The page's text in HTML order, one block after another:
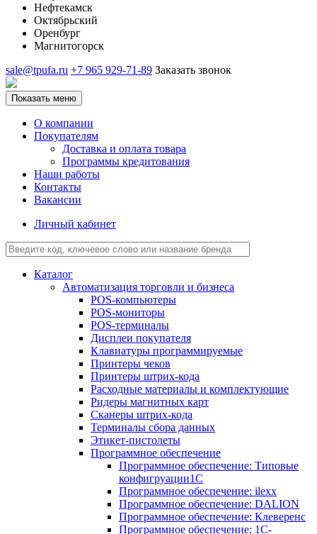
Нефтекамск
Октябрьский
Оренбург
Магнитогорск
sale@tpufa.ru +7 965 929-71-89 Заказать звонок
Показать меню
О компании
Покупателям
Доставка и оплата товара
Программы кредитования
Наши работы
Контакты
Вакансии
Личный кабинет
Каталог
Автоматизация торговли и бизнеса
POS-компьютеры
POS-мониторы
POS-терминалы
Дисплеи покупателя
Клавиатуры программируемые
Принтеры чеков
Принтеры штрих-кода
Расходные материалы и комплектующие
Ридеры магнитных карт
Сканеры штрих-кода
Терминалы сбора данных
Этикет-пистолеты
Программное обеспечение
Программное обеспечение: Типовые
конфигруации1С
Программное обеспечение: ilexx
Программное обеспечение: DALION
Программное обеспечение: Клеверенс
Программное обеспечение: 1С-